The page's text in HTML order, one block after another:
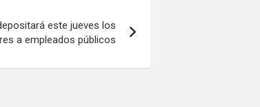
este jueves los
a empleados públicos